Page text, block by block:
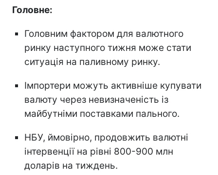
Головне:
Головним фактором для валютного
ринку наступного тижня може стати
ситуація на паливному ринку.
Імпортери можуть активніше купувати
валюту через невизначеність із
майбутніми поставками пального.
НБУ, ймовірно, продовжить валютні
інтервенції на рівні 800-900 млн
доларів на тиждень.